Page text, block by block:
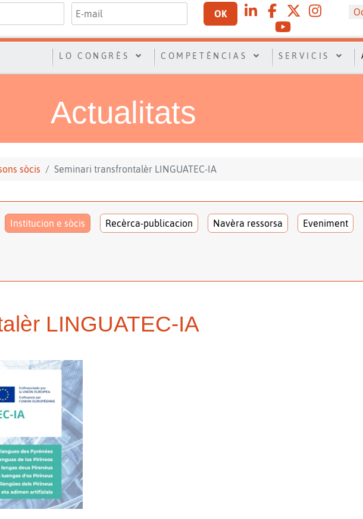
OK
LO CONGRÈS COMPETÉNCIAS SERVICIS
Actualitats
sòcis Seminari transfrontalèr LINGUATEC-IA
Institucion e sòcis Recèrca-publicacion Navèra ressorsa Eveniment
LINGUATEC-IA